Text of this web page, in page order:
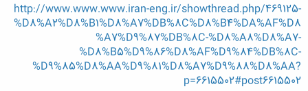
http://www.www.www.iran-eng.ir/showthread.php/469125-
%D8%A2%D8%B1%D8%A7%DB%8C%D8%B4%DA%AF%D8
%A7%D9%87%DB%8C-%D8%A8%D8%A7-
%D8%B5%D9%86%D8%AF%D9%84%DB%8C-
%D9%85%D8%AA%D9%81%D8%A7%D9%88%D8%AA?
p=6615502#post6615502